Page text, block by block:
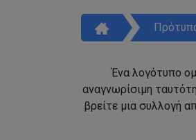
Ένα λογότυπο
αναγνωρίσιμη
βρείτε μια συλλογή